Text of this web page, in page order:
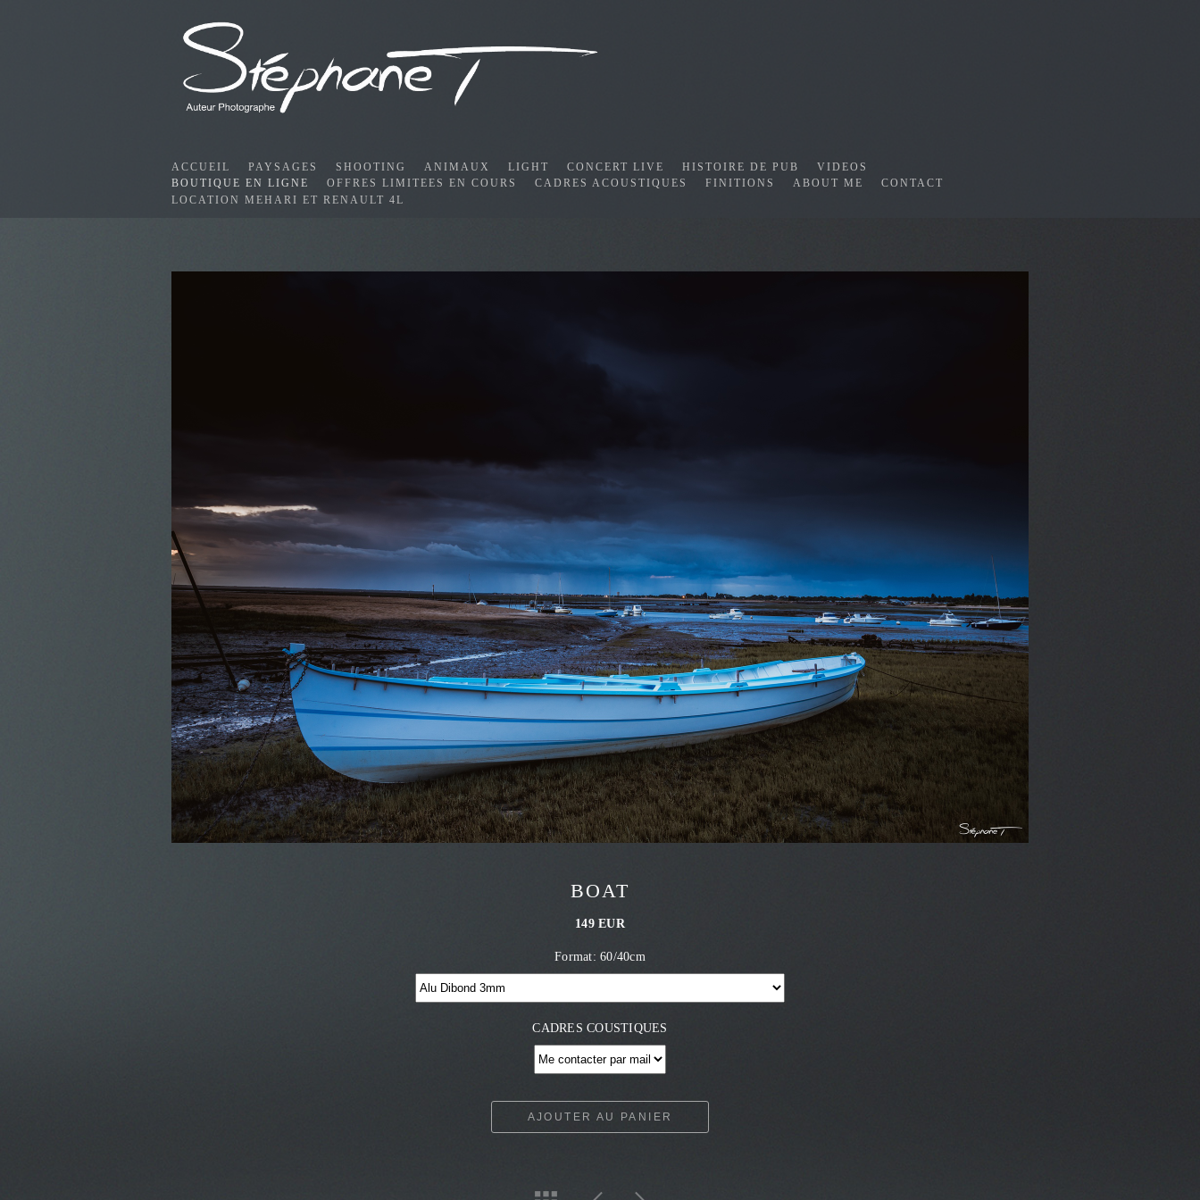
ACCUEIL PAYSAGES SHOOTING ANIMAUX LIGHT CONCERT LIVE HISTOIRE DE PUB
VIDEOS
BOUTIQUE EN LIGNE
OFFRES LIMITEES EN COURS CADRES ACOUSTIQUES FINITIONS ABOUT ME
CONTACT
LOCATION MEHARI ET RENAULT 4L
BOAT
149 EUR
Format: 60/40cm
CADRES COUSTIQUES
AJOUTER AU PANIER